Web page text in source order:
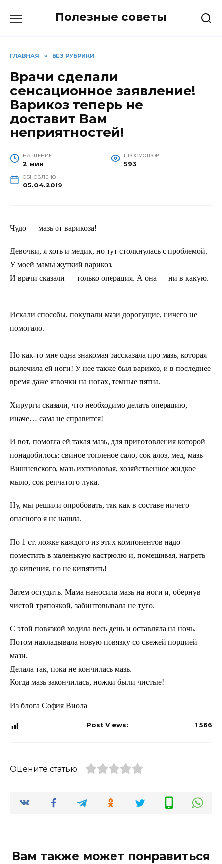
Полезные советы
ГЛАВНАЯ » БЕЗ РУБРИКИ
Врачи сделали
сенсационное заявление!
Варикоз теперь не
доставит Вам
неприятностей!
НА ЧТЕНИЕ
2 мин
ПРОСМОТРОВ
593
ОБНОВЛЕНО
05.04.2019
Чудо — мазь от варикоза!
Девочки, я хоть и медик, но тут столкнулась с проблемой.
У моей мамы жуткий варикоз.
И врачи сказали — только операция. А она — ни в какую.
Искали способы, покупали мази дорогущие, ничего не
помогало.
Но как-то мне одна знакомая рассказала про мазь, которая
вылечила ей ноги! У нее также был варикоз, и в последнее
время даже язвочки на ногах, темные пятна.
Хирурги сказали, что необходимо делать операцию,
иначе… сама не справится!
И вот, помогла ей такая мазь, для приготовления которой
понадобилось: свиное топленое сало, сок алоэ, мед, мазь
Вишневского, мазь ихтиоловая, хозяйственное жидкое
мыло, сок репчатого лука.
Ну, мы решили опробовать, так как в составе ничего
опасного я не нашла.
По 1 ст. ложке каждого из этих компонентов надо
поместить в маленькую кастрюлю и, помешивая, нагреть
до кипения, но не кипятить!
Затем остудить. Мама наносила мазь на ноги и, обернув
чистой тряпочкой, забинтовывала не туго.
С этой повязкой ходила весь день и оставляла на ночь.
Потом накладывала новую повязку со свежей порцией
мази.
Делала так, пока не кончилась мазь.
Когда мазь закончилась, ножки были чистые!
Из блога София Виола
Post Views: 1 566
Оцените статью
Вам также может понравиться